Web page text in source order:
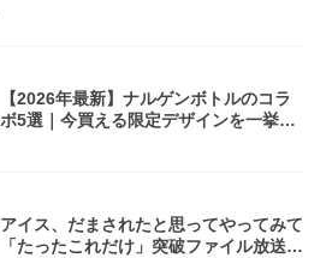
【2026年最新】ナルゲンボトルのコラ
ボ5選｜今買える限定デザインを一挙紹
アイス、だまされたと思ってやってみて
「たったこれだけ」突破ファイル放送で